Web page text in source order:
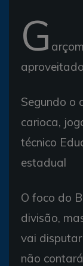
G
Segundo o
carioca,
técnico
estadual
O foco do
divisão,
vai
não